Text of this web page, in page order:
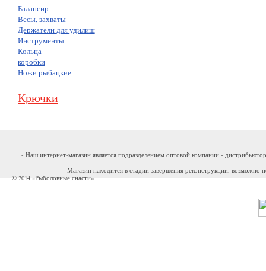
Балансир
Весы, захваты
Держатели для удилищ
Инструменты
Кольца
коробки
Ножи рыбацкие
Крючки
- Наш интернет-магазин является подразделением оптовой компании -
-Магазин находится в стадии завершения реконструкции, возможно
© 2014 «Рыболовные снасти»